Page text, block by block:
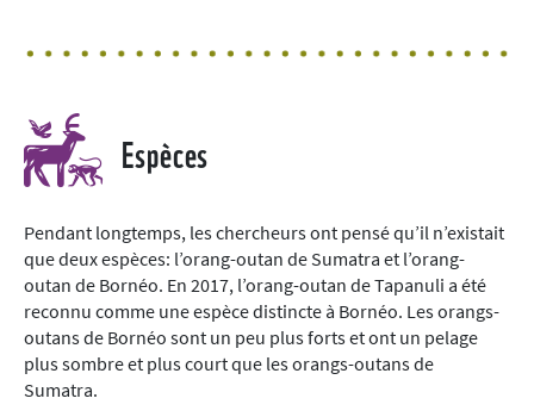
Espèces
Pendant longtemps, les chercheurs ont pensé qu’il n’existait
que deux espèces: l’orang-outan de Sumatra et l’orang-
outan de Bornéo. En 2017, l’orang-outan de Tapanuli a été
reconnu comme une espèce distincte à Bornéo. Les orangs-
outans de Bornéo sont un peu plus forts et ont un pelage
plus sombre et plus court que les orangs-outans de
Sumatra.